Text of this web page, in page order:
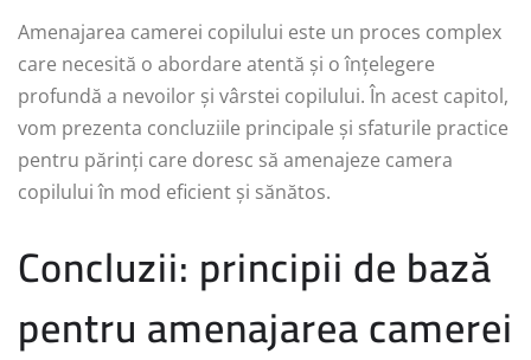
Amenajarea camerei copilului este un proces complex
care necesită o abordare atentă și o înțelegere
profundă a nevoilor și vârstei copilului. În acest capitol,
vom prezenta concluziile principale și sfaturile practice
pentru părinți care doresc să amenajeze camera
copilului în mod eficient și sănătos.
Concluzii: principii de bază
pentru amenajarea camerei